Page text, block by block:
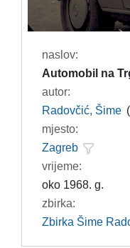
naslov:
Automobil na
autor:
Radovčić, Šime
mjesto:
Zagreb
vrijeme:
oko 1968. g.
zbirka:
Zbirka Šime